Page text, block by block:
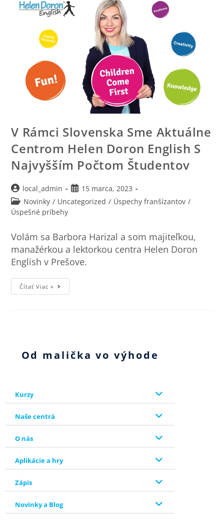
V Rámci Slovenska Sme Aktuálne
Centrom Helen Doron English S
Najvyšším Počtom Študentov
local_admin
15 marca, 2023
Novinky / Uncategorized / Úspechy franšízantov /
Úspešné príbehy
Volám sa Barbora Harizal a som majiteľkou,
manažérkou a lektorkou centra Helen Doron
English v Prešove.
Čítať Viac »
Od malička vo výhode
Kurzy
Naše centrá
O nás
Aplikácie a hry
Zápis
Novinky a Blog